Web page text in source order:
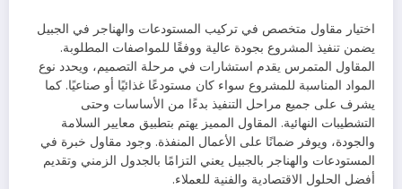
اختيار مقاول متخصص في تركيب المستودعات والهناجر في الجبيل
يضمن تنفيذ المشروع بجودة عالية ووفقًا للمواصفات المطلوبة.
المقاول المتمرس يقدم استشارات في مرحلة التصميم، ويحدد نوع
المواد المناسبة للمشروع سواء كان مستودعًا غذائيًا أو صناعيًا. كما
يشرف على جميع مراحل التنفيذ بدءًا من الأساسات وحتى
التشطيبات النهائية. المقاول المميز يهتم بتطبيق معايير السلامة
والجودة، ويوفر ضمانًا على الأعمال المنفذة. وجود مقاول خبرة في
المستودعات والهناجر بالجبيل يعني التزامًا بالجدول الزمني وتقديم
أفضل الحلول الاقتصادية والفنية للعملاء.